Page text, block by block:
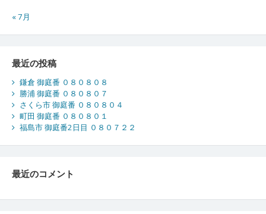
« 7月
最近の投稿
鎌倉 御庭番 ０８０８０８
勝浦 御庭番 ０８０８０７
さくら市 御庭番 ０８０８０４
町田 御庭番 ０８０８０１
福島市 御庭番2日目 ０８０７２２
最近のコメント